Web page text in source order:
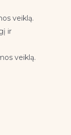
veiklą.
ir
veiklą.